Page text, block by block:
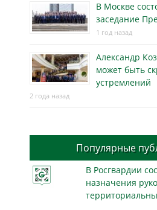
В Москве
заседание
1 год назад
Александр
может быть
устремлений
2 года назад
Популярные
В Росгвардии
назначения